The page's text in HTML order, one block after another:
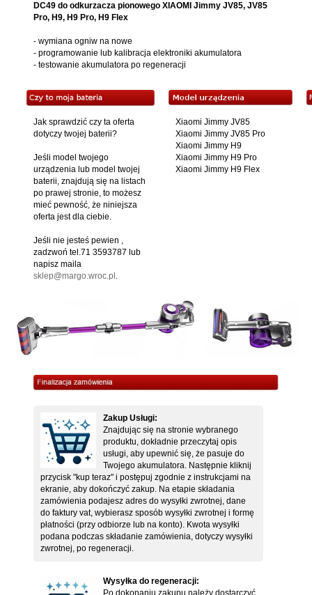
DC49 do odkurzacza pionowego XIAOMI Jimmy JV85, JV85
Pro, H9, H9 Pro, H9 Flex
- wymiana ogniw na nowe
- programowanie lub kalibracja elektroniki akumulatora
- testowanie akumulatora po regeneracji
Jak sprawdzić czy ta oferta
dotyczy twojej baterii?
Jeśli model twojego
urządzenia lub model twojej
baterii, znajdują się na listach
po prawej stronie, to możesz
mieć pewność, że niniejsza
oferta jest dla ciebie.
Jeśli nie jesteś pewien ,
zadzwoń tel.71 3593787 lub
napisz maila
sklep@margo.wroc.pl .
Xiaomi Jimmy JV85
Xiaomi Jimmy JV85 Pro
Xiaomi Jimmy H9
Xiaomi Jimmy H9 Pro
Xiaomi Jimmy H9 Flex
Zakup Usługi:
Znajdując się na stronie wybranego
produktu, dokładnie przeczytaj opis
usługi, aby upewnić się, że pasuje do
Twojego akumulatora. Następnie kliknij
przycisk "kup teraz" i postępuj zgodnie z instrukcjami na
ekranie, aby dokończyć zakup. Na etapie składania
zamówienia podajesz adres do wysyłki zwrotnej, dane
do faktury vat, wybierasz sposób wysyłki zwrotnej i formę
płatności (przy odbiorze lub na konto). Kwota wysyłki
podana podczas składanie zamówienia, dotyczy wysyłki
zwrotnej, po regeneracji.
Wysyłka do regeneracji:
Po dokonaniu zakupu należy dostarczyć